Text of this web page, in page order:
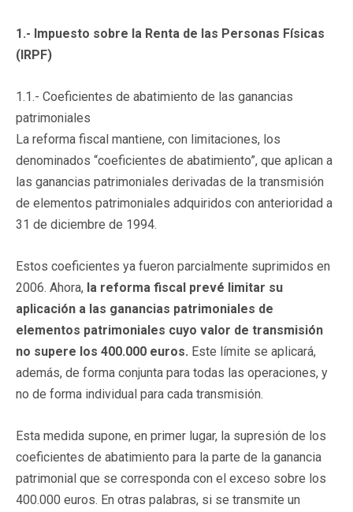
1.- Impuesto sobre la Renta de las Personas Físicas
(IRPF)
1.1.- Coeficientes de abatimiento de las ganancias
patrimoniales
La reforma fiscal mantiene, con limitaciones, los
denominados “coeficientes de abatimiento”, que aplican a
las ganancias patrimoniales derivadas de la transmisión
de elementos patrimoniales adquiridos con anterioridad a
31 de diciembre de 1994.
Estos coeficientes ya fueron parcialmente suprimidos en
2006. Ahora, la reforma fiscal prevé limitar su
aplicación a las ganancias patrimoniales de
elementos patrimoniales cuyo valor de transmisión
no supere los 400.000 euros. Este límite se aplicará,
además, de forma conjunta para todas las operaciones, y
no de forma individual para cada transmisión.
Esta medida supone, en primer lugar, la supresión de los
coeficientes de abatimiento para la parte de la ganancia
patrimonial que se corresponda con el exceso sobre los
400.000 euros. En otras palabras, si se transmite un